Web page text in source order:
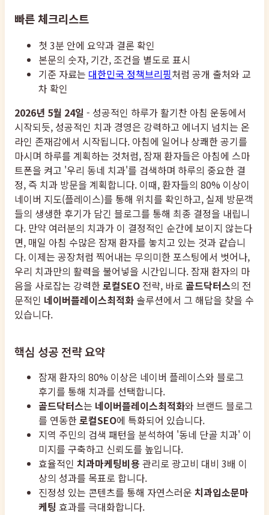
빠른 체크리스트
첫 3분 안에 요약과 결론 확인
본문의 숫자, 기간, 조건을 별도로 표시
기준 자료는 대한민국 정책브리핑처럼 공개 출처와 교
차 확인
2026년 5월 24일 - 성공적인 하루가 활기찬 아침 운동에서
시작되듯, 성공적인 치과 경영은 강력하고 에너지 넘치는 온
라인 존재감에서 시작됩니다. 아침에 일어나 상쾌한 공기를
마시며 하루를 계획하는 것처럼, 잠재 환자들은 아침에 스마
트폰을 켜고 '우리 동네 치과'를 검색하며 하루의 중요한 결
정, 즉 치과 방문을 계획합니다. 이때, 환자들의 80% 이상이
네이버 지도(플레이스)를 통해 위치를 확인하고, 실제 방문객
들의 생생한 후기가 담긴 블로그를 통해 최종 결정을 내립니
다. 만약 여러분의 치과가 이 결정적인 순간에 보이지 않는다
면, 매일 아침 수많은 잠재 환자를 놓치고 있는 것과 같습니
다. 이제는 공장처럼 찍어내는 무의미한 포스팅에서 벗어나,
우리 치과만의 활력을 불어넣을 시간입니다. 잠재 환자의 마
음을 사로잡는 강력한로컬SEO 전략, 바로 골드닥터스의 전
문적인 네이버플레이스최적화 솔루션에서 그 해답을 찾을 수
있습니다.
핵심 성공 전략 요약
잠재 환자의 80% 이상은 네이버 플레이스와 블로그
후기를 통해 치과를 선택합니다.
골드닥터스는 네이버플레이스최적화와 브랜드 블로그
를 연동한로컬SEO에 특화되어 있습니다.
지역 주민의 검색 패턴을 분석하여 '동네 단골 치과' 이
미지를 구축하고 신뢰도를 높입니다.
효율적인 치과마케팅비용 관리로 광고비 대비 3배 이
상의 성과를 목표로 합니다.
진정성 있는 콘텐츠를 통해 자연스러운 치과입소문마
케팅 효과를 극대화합니다.